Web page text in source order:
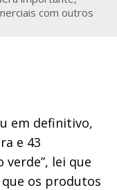
com outros
em definitivo,
e 43
verde”, lei que
os produtos